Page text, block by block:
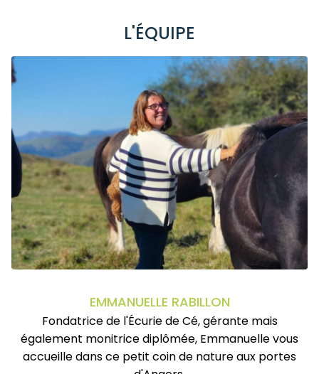
L'ÉQUIPE
EMMANUELLE RABILLON
Fondatrice de l'Écurie de Cé, gérante mais
également monitrice diplômée, Emmanuelle vous
accueille dans ce petit coin de nature aux portes